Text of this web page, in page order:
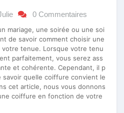
0 Commentaires
mariage, une soirée ou une soi
de savoir comment choisir une
tenue. Lorsque votre tenu
parfaitement, vous serez ass
et cohérente. Cependant, il p
quelle coiffure convient le
cet article, nous vous donnons
coiffure en fonction de votre